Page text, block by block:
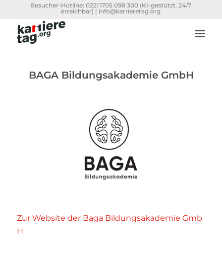
Besucher-Hotline:0221 1705 098 300 (KI-gestützt, 24/7
erreichbar) | info@karrieretag.org
BAGA Bildungsakademie GmbH
Zur Website der Baga Bildungsakademie Gmb
H